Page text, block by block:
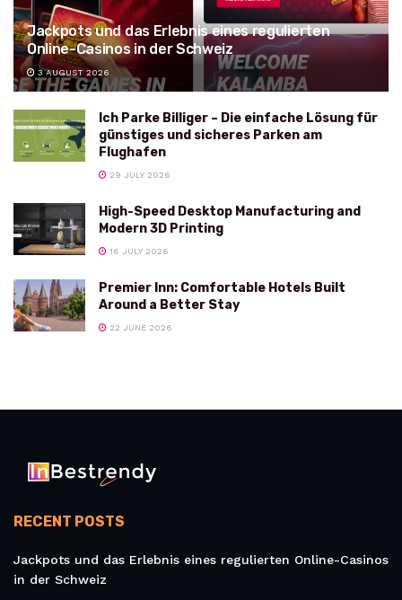
Jackpots und das Erlebnis eines regulierten
Online-Casinos in der Schweiz
3 AUGUST 2026
Ich Parke Billiger – Die einfache Lösung für
günstiges und sicheres Parken am
Flughafen
29 JULY 2026
High-Speed Desktop Manufacturing and
Modern 3D Printing
16 JULY 2026
Premier Inn: Comfortable Hotels Built
Around a Better Stay
22 JUNE 2026
RECENT POSTS
Jackpots und das Erlebnis eines regulierten Online-Casinos
in der Schweiz